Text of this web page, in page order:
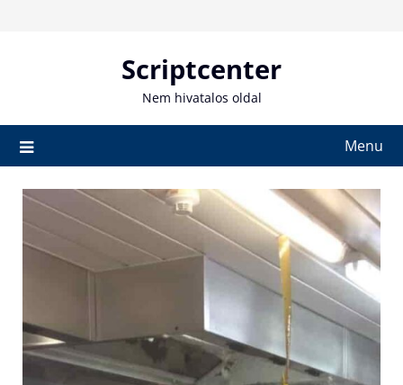
Scriptcenter
Nem hivatalos oldal
Menu